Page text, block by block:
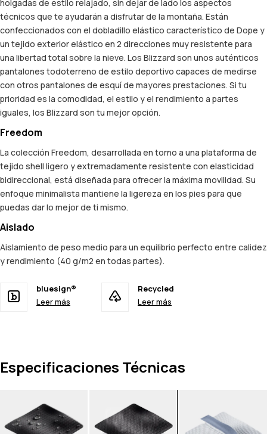
holgadas de estilo relajado, sin dejar de lado los aspectos
técnicos que te ayudarán a disfrutar de la montaña. Están
confeccionados con el dobladillo elástico característico de Dope y
un tejido exterior elástico en 2 direcciones muy resistente para
una libertad total sobre la nieve. Los Blizzard son unos auténticos
pantalones todoterreno de estilo deportivo capaces de medirse
con otros pantalones de esquí de mayores prestaciones. Si tu
prioridad es la comodidad, el estilo y el rendimiento a partes
iguales, los Blizzard son tu mejor opción.
Freedom
La colección Freedom, desarrollada en torno a una plataforma de
tejido shell ligero y extremadamente resistente con elasticidad
bidireccional, está diseñada para ofrecer la máxima movilidad. Su
enfoque minimalista mantiene la ligereza en los pies para que
puedas dar lo mejor de ti mismo.
Aislado
Aislamiento de peso medio para un equilibrio perfecto entre calidez
y rendimiento (40 g/m2 en todas partes).
bluesign®
Leer más
Recycled
Leer más
Especificaciones Técnicas